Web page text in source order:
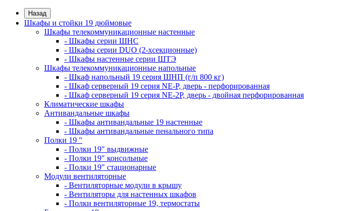
Назад
Шкафы и стойки 19 дюймовые
Шкафы телекоммуникационные настенные
- Шкафы серии ШНС
- Шкафы серии DUO (2-хсекционные)
- Шкафы настенные серии ШТЭ
Шкафы телекоммуникационные напольные
- Шкаф напольный 19 серия ШНП (г/п 800 кг)
- Шкаф серверный 19 серия NE-P, дверь - перфорированная
- Шкаф серверный 19 серия NE-2P, дверь - двойная перфорированная
Климатические шкафы
Антивандальные шкафы
- Шкафы антивандальные 19 настенные
- Шкафы антивандальные пенального типа
Полки 19 "
- Полки 19" выдвижные
- Полки 19" консольные
- Полки 19" стационарные
Модули вентиляторные
- Вентиляторные модули в крышу
- Вентиляторы для настенных шкафов
- Полки вентиляторные 19, термостаты